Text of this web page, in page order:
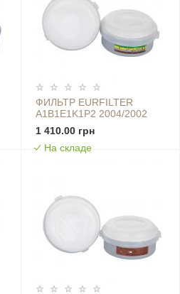
ФИЛЬТР EURFILTER
A1B1E1K1P2 2004/2002
2ШТ
1 410.00 грн
На складе